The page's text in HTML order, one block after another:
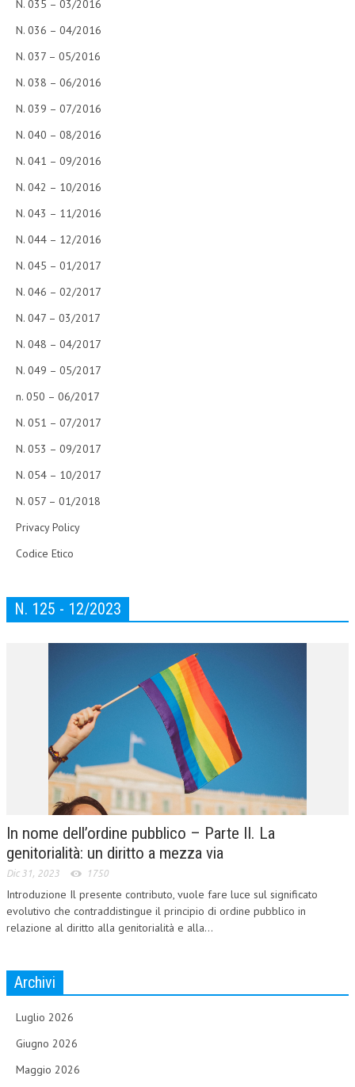
N. 035 – 03/2016
N. 036 – 04/2016
N. 037 – 05/2016
N. 038 – 06/2016
N. 039 – 07/2016
N. 040 – 08/2016
N. 041 – 09/2016
N. 042 – 10/2016
N. 043 – 11/2016
N. 044 – 12/2016
N. 045 – 01/2017
N. 046 – 02/2017
N. 047 – 03/2017
N. 048 – 04/2017
N. 049 – 05/2017
n. 050 – 06/2017
N. 051 – 07/2017
N. 053 – 09/2017
N. 054 – 10/2017
N. 057 – 01/2018
Privacy Policy
Codice Etico
N. 125 - 12/2023
In nome dell’ordine pubblico – Parte II. La
genitorialità: un diritto a mezza via
Dic 31, 2023 1750
Introduzione Il presente contributo, vuole fare luce sul significato
evolutivo che contraddistingue il principio di ordine pubblico in
relazione al diritto alla genitorialità e alla...
Archivi
Luglio 2026
Giugno 2026
Maggio 2026